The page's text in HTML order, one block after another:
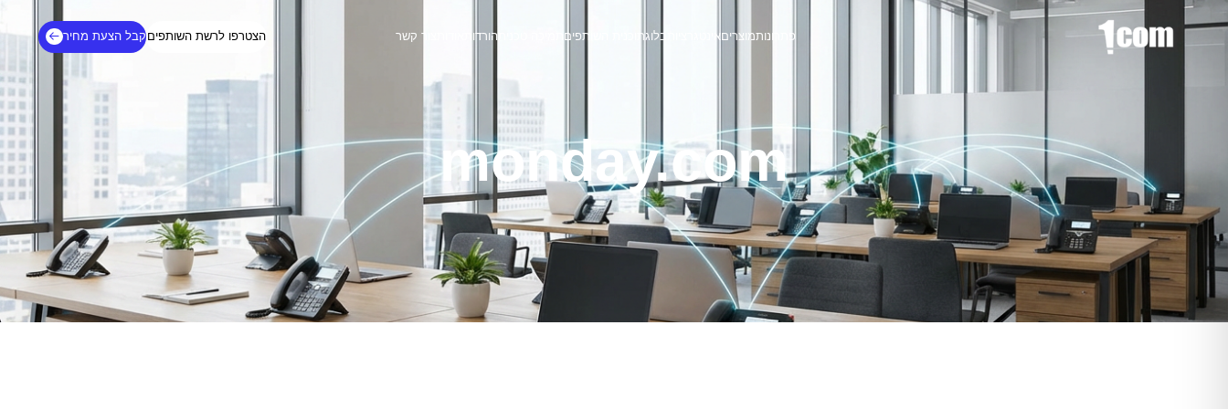
פתרונותמוצריםאינטגרציות בלוגתוכנית השותפים הורדות צור קשר הצטרפו לרשת השותפיםקבל הצעת מחיר
monday.com